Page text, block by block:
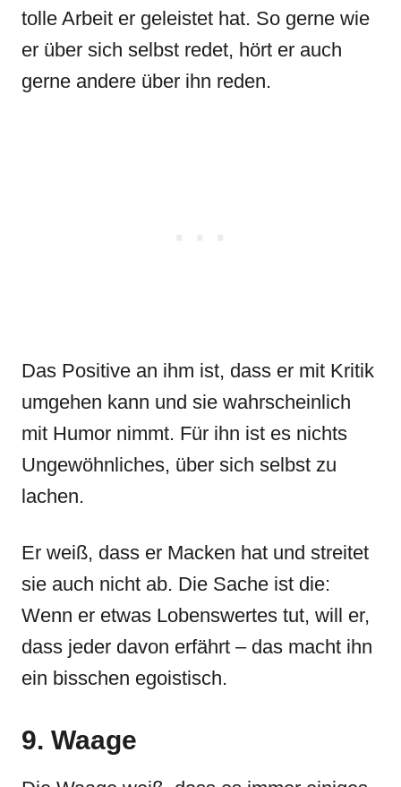
tolle Arbeit er geleistet hat. So gerne wie
er über sich selbst redet, hört er auch
gerne andere über ihn reden.
Das Positive an ihm ist, dass er mit Kritik
umgehen kann und sie wahrscheinlich
mit Humor nimmt. Für ihn ist es nichts
Ungewöhnliches, über sich selbst zu
lachen.
Er weiß, dass er Macken hat und streitet
sie auch nicht ab. Die Sache ist die:
Wenn er etwas Lobenswertes tut, will er,
dass jeder davon erfährt – das macht ihn
ein bisschen egoistisch.
9. Waage